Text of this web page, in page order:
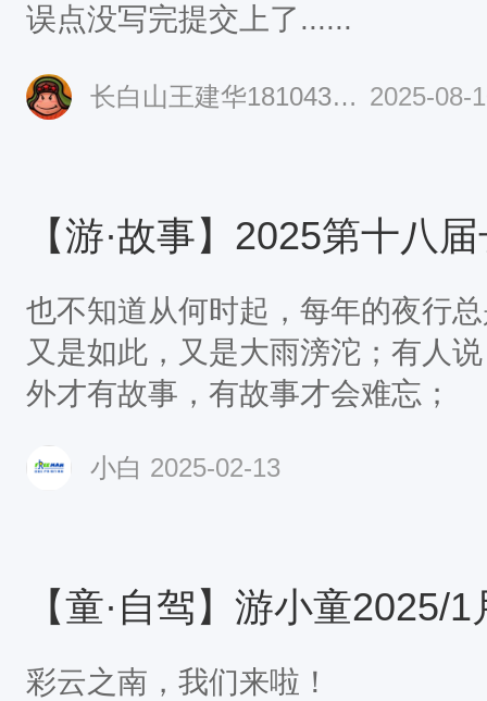
误点没写完提交上了......
长白山王建华18104390018 2025-08-
也不知道从何时起，每年的夜行
又是如此，又是大雨滂沱；有人
外才有故事，有故事才会难忘；
小白 2025-02-13
彩云之南，我们来啦！